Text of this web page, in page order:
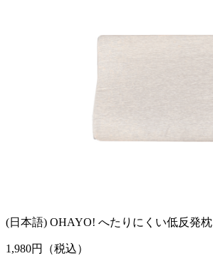
(日本語) OHAYO! へたりにくい低反発枕
1,980円（税込）